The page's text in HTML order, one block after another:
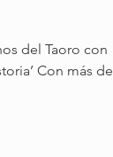
del Taoro con
Con más de